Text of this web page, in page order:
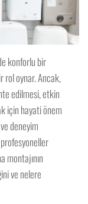
konforlu bir
rol oynar. Ancak,
edilmesi, etkin
için hayati önem
deneyim
montajının
ve nelere